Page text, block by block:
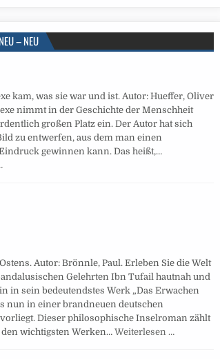
– NEU
kam, was sie war und ist. Autor: Hueffer, Oliver
nimmt in der Geschichte der Menschheit
großen Platz ein. Der Autor hat sich
zu entwerfen, aus dem man einen
gewinnen kann. Das heißt,…
Autor: Brönnle, Paul. Erleben Sie die Welt
Gelehrten Ibn Tufail hautnah und
in sein bedeutendstes Werk „Das Erwachen
nun in einer brandneuen deutschen
Dieser philosophische Inselroman zählt
wichtigsten Werken…Weiterlesen …